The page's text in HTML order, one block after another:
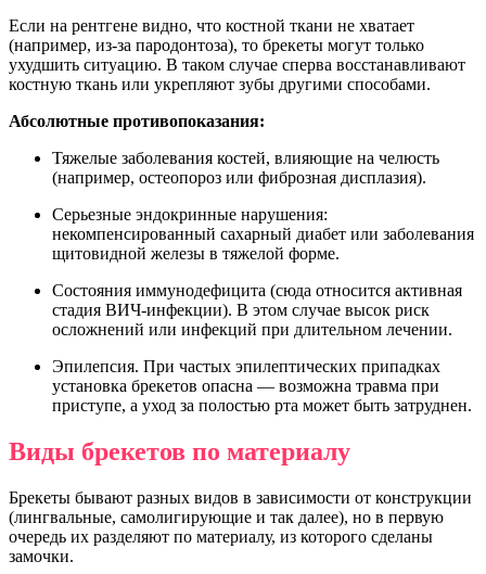
Если на рентгене видно, что костной ткани не хватает
(например, из-за пародонтоза), то брекеты могут только
ухудшить ситуацию. В таком случае сперва восстанавливают
костную ткань или укрепляют зубы другими способами.
Абсолютные противопоказания:
Тяжелые заболевания костей, влияющие на челюсть
(например, остеопороз или фиброзная дисплазия).
Серьезные эндокринные нарушения:
некомпенсированный сахарный диабет или заболевания
щитовидной железы в тяжелой форме.
Состояния иммунодефицита (сюда относится активная
стадия ВИЧ-инфекции). В этом случае высок риск
осложнений или инфекций при длительном лечении.
Эпилепсия. При частых эпилептических припадках
установка брекетов опасна — возможна травма при
приступе, а уход за полостью рта может быть затруднен.
Виды брекетов по материалу
Брекеты бывают разных видов в зависимости от конструкции
(лингвальные, самолигирующие и так далее), но в первую
очередь их разделяют по материалу, из которого сделаны
замочки.